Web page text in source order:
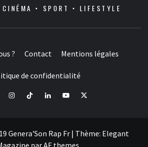
• SPORT • LIFESTYLE
? Contact Mentions légales
de confidentialité
InstagramTiktok LinkedInYoutube
X
Genera'Son Rap Fr | Thème: Elegant
parAF themes